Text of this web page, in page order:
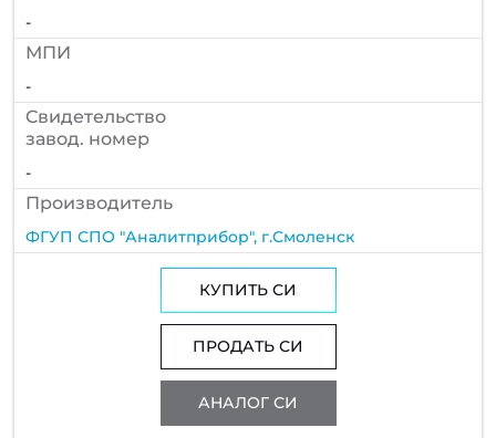
-
МПИ
-
Cвидетельство
завод. номер
-
Производитель
ФГУП СПО "Аналитприбор", г.Смоленск
КУПИТЬ СИ
ПРОДАТЬ СИ
АНАЛОГ СИ